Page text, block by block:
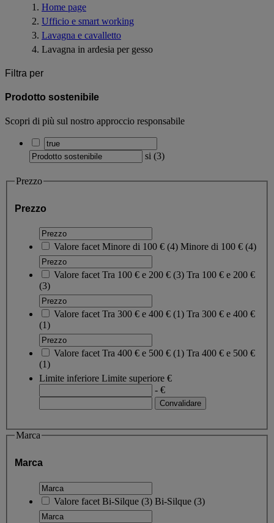
Home page
Ufficio e smart working
Lavagna e cavalletto
Lavagna in ardesia per gesso
Filtra per
Prodotto sostenibile
Scopri di più sul nostro approccio responsabile
si (3)
Prezzo
Prezzo
Valore facet Minore di 100 € (4) Minore di 100 € (4)
Valore facet Tra 100 € e 200 € (3) Tra 100 € e 200 €
(3)
Valore facet Tra 300 € e 400 € (1) Tra 300 € e 400 €
(1)
Valore facet Tra 400 € e 500 € (1) Tra 400 € e 500 €
(1)
Limite inferiore Limite superiore €
- €
Marca
Marca
Valore facet Bi-Silque (3) Bi-Silque (3)